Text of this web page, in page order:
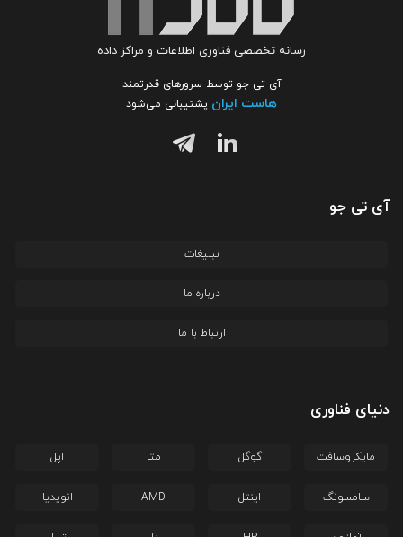
رسانه تخصصی فناوری اطلاعات و مراکز داده
آی تی جو توسط سرورهای قدرتمند
هاست ایران پشتیبانی می‌شود
آی تی جو
تبلیغات
درباره ما
ارتباط با ما
دنیای فناوری
مایکروسافت گوگل متا اپل
سامسونگ اینتل AMD انویدیا